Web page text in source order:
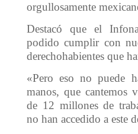
orgullosamente
Destacó que el
podido cumplir con
derechohabientes que
«Pero eso no puede
manos, que cantemos
de 12 millones de
no han accedido a este